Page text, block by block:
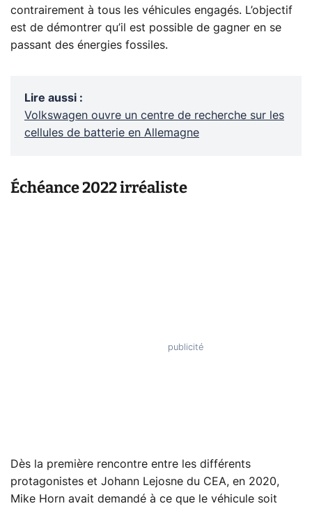
contrairement à tous les véhicules engagés. L’objectif
est de démontrer qu’il est possible de gagner en se
passant des énergies fossiles.
Lire aussi :
Volkswagen ouvre un centre de recherche sur les
cellules de batterie en Allemagne
Échéance 2022 irréaliste
Dès la première rencontre entre les différents
protagonistes et Johann Lejosne du CEA, en 2020,
Mike Horn avait demandé à ce que le véhicule soit